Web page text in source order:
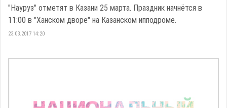
"Науруз" отметят в Казани 25 марта. Праздник начнётся в
11:00 в "Ханском дворе" на Казанском ипподроме.
23.03.2017 14:20